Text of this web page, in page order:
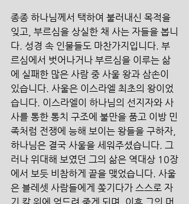
종종 하나님께서 택하여 불러내신 목적을
잊고, 부르심을 상실한 채 사는 자들을 봅니
다. 성경 속 인물들도 마찬가지입니다. 부
르심에서 벗어나거나 부르심을 이루는 삶
에 실패한 많은 사람 중 사울 왕과 삼손이
있습니다. 사울은 이스라엘 최초의 왕이었
습니다. 이스라엘이 하나님의 선지자와 사
사를 통한 통치 구조에 불만을 품고 이방 민
족처럼 전쟁에 능해 보이는 왕들을 구하자,
하나님은 결국 사울을 세워주셨습니다. 그
러나 위대해 보였던 그의 삶은 역대상 10장
에서 보듯 비참하게 끝을 맺었습니다. 사울
은 블레셋 사람들에게 쫒기다가 스스로 자
기 칼 위에 엎드려 죽게 되며, 이후 그의 머